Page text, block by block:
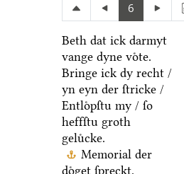
6
Beth dat ick darmyt
vange dyne voͤte.
Bringe ick dy recht /
yn eyn der ſtricke /
Entloͤpſtu my / ſo
heffſtu groth
geluͤcke.
Memorial der
doͤget ſpreckt.